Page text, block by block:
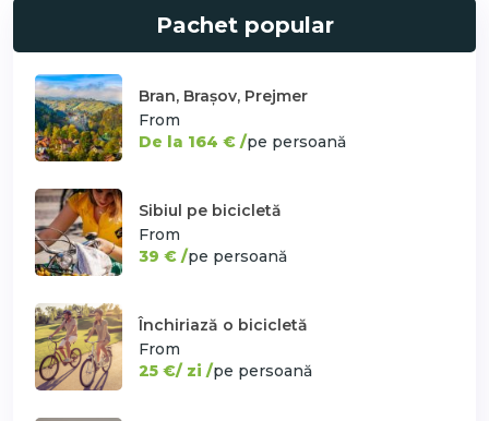
Pachet popular
Bran, Brașov, Prejmer
From
De la 164 € /pe persoană
Sibiul pe bicicletă
From
39 € /pe persoană
Închiriază o bicicletă
From
25 €/ zi /pe persoană